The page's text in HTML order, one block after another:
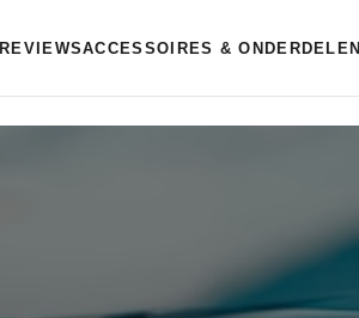
REVIEWSACCESSOIRES & ONDERDELEN